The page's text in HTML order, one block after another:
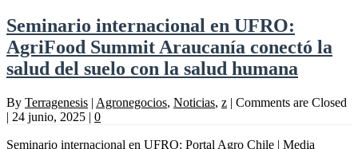
Seminario internacional en UFRO:
AgriFood Summit Araucanía conectó la
salud del suelo con la salud humana
By Terragenesis | Agronegocios, Noticias, z | Comments are Closed
| 24 junio, 2025 | 0
Seminario internacional en UFRO: Portal Agro Chile | Media